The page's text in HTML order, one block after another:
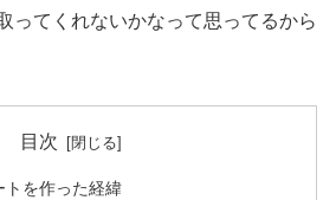
ってくれないかなって思ってるから
目次
トを作った経緯